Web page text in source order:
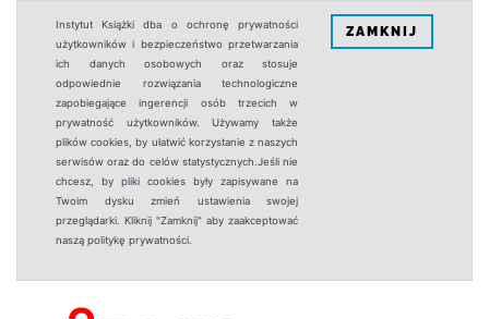
Instytut Książki dba o ochronę prywatności
użytkowników i bezpieczeństwo przetwarzania
ich danych osobowych oraz stosuje
odpowiednie rozwiązania technologiczne
zapobiegające ingerencji osób trzecich w
prywatność użytkowników. Używamy także
plików cookies, by ułatwić korzystanie z naszych
serwisów oraz do celów statystycznych.Jeśli nie
chcesz, by pliki cookies były zapisywane na
Twoim dysku zmień ustawienia swojej
przeglądarki. Kliknij "Zamknij" aby zaakceptować
naszą politykę prywatności.
ZAMKNIJ